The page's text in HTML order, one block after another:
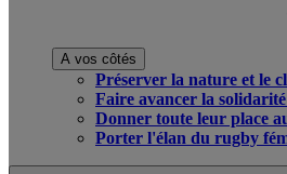
A vos côtés
Préserver la nature et le
Faire avancer la
Donner toute leur place
Porter l'élan du rugby